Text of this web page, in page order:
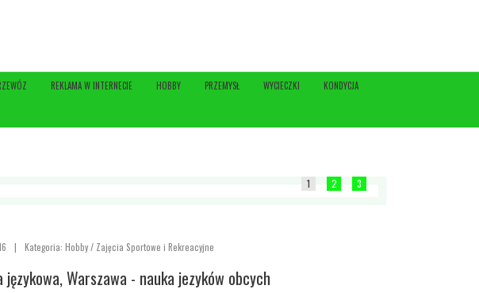
REKLAMA W INTERNECIE HOBBY PRZEMYSŁ WYCIECZKI KONDYCJA
1 2 3
| Kategoria: Hobby / Zajęcia Sportowe i Rekreacyjne
językowa, Warszawa - nauka jezyków obcych